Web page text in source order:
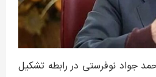
جواد نوفرستی در رابطه تشکیل